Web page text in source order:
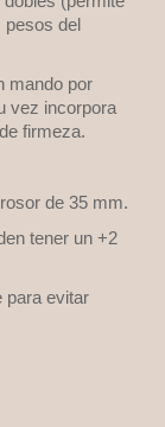
pesos del
mando por
vez incorpora
firmeza.
de 35 mm.
tener un +2
para evitar